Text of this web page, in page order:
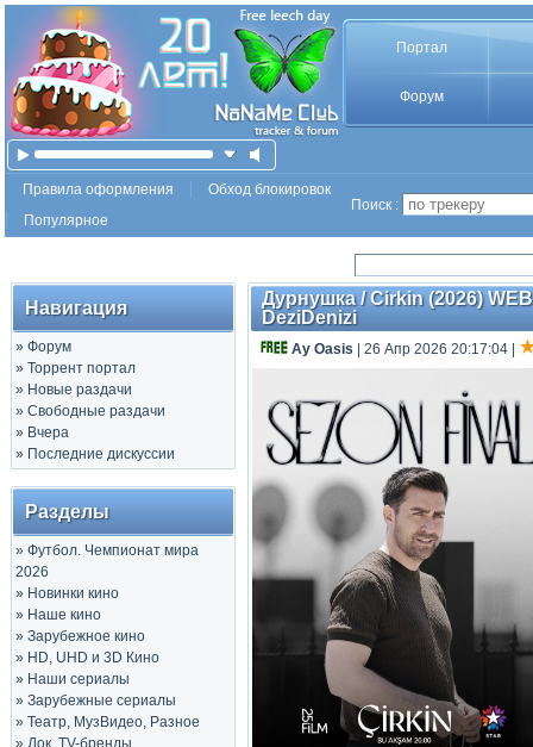
Портал
Форум
Правила оформления
Обход блокировок
Популярное
Поиск :
Навигация
» Форум
» Торрент портал
» Новые раздачи
» Свободные раздачи
» Вчера
» Последние дискуссии
Разделы
» Футбол. Чемпионат мира
2026
» Новинки кино
» Наше кино
» Зарубежное кино
» HD, UHD и 3D Кино
» Наши сериалы
» Зарубежные сериалы
» Театр, МузВидео, Разное
» Док. TV-бренды
Дурнушка / Cirkin (2026)
DeziDenizi
Ay Oasis | 26 Апр 2026 20:17:04